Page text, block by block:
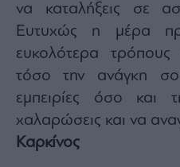
να καταλήξεις σε
Ευτυχώς η μέρα
ευκολότερα τρόπους
τόσο την ανάγκη
εμπειρίες όσο και
χαλαρώσεις και να
Καρκίνος